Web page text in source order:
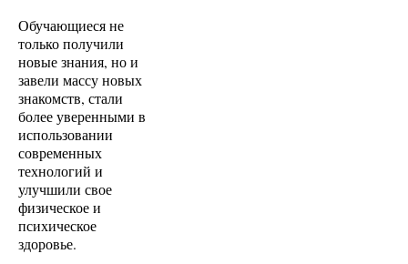
Обучающиеся не
только получили
новые знания, но и
завели массу новых
знакомств, стали
более уверенными в
использовании
современных
технологий и
улучшили свое
физическое и
психическое
здоровье.